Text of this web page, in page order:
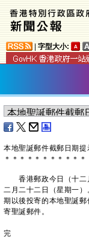
字型大小:
本地聖誕郵件截郵日期提
＊ ＊ ＊ ＊ ＊ ＊ ＊ ＊ ＊ ＊ ＊
香港郵政今日（十二
二月二十二日（星期一
期以後投寄的本地聖誕
寄聖誕郵件。
完